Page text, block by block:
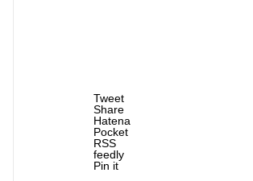
Tweet
Share
Hatena
Pocket
RSS
feedly
Pin it